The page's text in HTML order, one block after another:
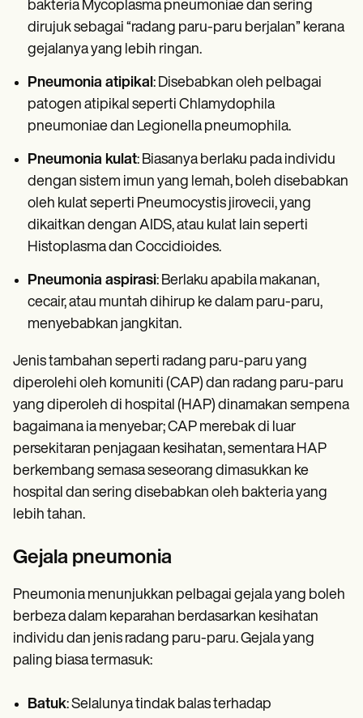
bakteria Mycoplasma pneumoniae dan sering
dirujuk sebagai “radang paru-paru berjalan” kerana
gejalanya yang lebih ringan.
Pneumonia atipikal: Disebabkan oleh pelbagai
patogen atipikal seperti Chlamydophila
pneumoniae dan Legionella pneumophila.
Pneumonia kulat: Biasanya berlaku pada individu
dengan sistem imun yang lemah, boleh disebabkan
oleh kulat seperti Pneumocystis jirovecii, yang
dikaitkan dengan AIDS, atau kulat lain seperti
Histoplasma dan Coccidioides.
Pneumonia aspirasi: Berlaku apabila makanan,
cecair, atau muntah dihirup ke dalam paru-paru,
menyebabkan jangkitan.
Jenis tambahan seperti radang paru-paru yang
diperolehi oleh komuniti (CAP) dan radang paru-paru
yang diperoleh di hospital (HAP) dinamakan sempena
bagaimana ia menyebar; CAP merebak di luar
persekitaran penjagaan kesihatan, sementara HAP
berkembang semasa seseorang dimasukkan ke
hospital dan sering disebabkan oleh bakteria yang
lebih tahan.
Gejala pneumonia
Pneumonia menunjukkan pelbagai gejala yang boleh
berbeza dalam keparahan berdasarkan kesihatan
individu dan jenis radang paru-paru. Gejala yang
paling biasa termasuk:
Batuk: Selalunya tindak balas terhadap